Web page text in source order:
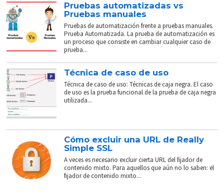
Pruebas automatizadas vs
Pruebas manuales
Pruebas de automatización frente a pruebas manuales.
Prueba Automatizada. La prueba de automatización es
un proceso que consiste en cambiar cualquier caso de
prueba...
Técnica de caso de uso
Técnica de caso de uso: Técnicas de caja negra. El caso
de uso es la prueba funcional de la prueba de caja negra
utilizada...
Cómo excluir una URL de Really
Simple SSL
A veces es necesario excluir cierta URL del fijador de
contenido mixto. Para aquellos que aún no lo saben: el
fijador de contenido mixto...